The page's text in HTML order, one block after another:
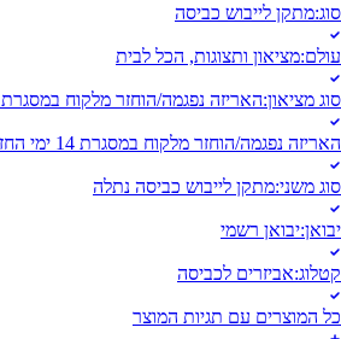
סוג:מתקן לייבוש כביסה
עולם:מציאון ותצוגות, הכל לבית
סוג מציאון:האריזה נפגמה/הוחזר מלקוח במסגרת 14 ימי החזרה
האריזה נפגמה/הוחזר מלקוח במסגרת 14 ימי החזרה
סוג משני:מתקן לייבוש כביסה נתלה
יבואן:יבואן רשמי
קטלוג:אביזרים לכביסה
כל המוצרים עם תגיות המוצר